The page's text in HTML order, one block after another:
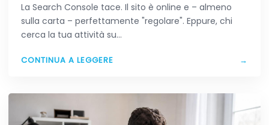
La Search Console tace. Il sito è online e – almeno
sulla carta – perfettamente "regolare". Eppure, chi
cerca la tua attività su…
CONTINUA A LEGGERE →